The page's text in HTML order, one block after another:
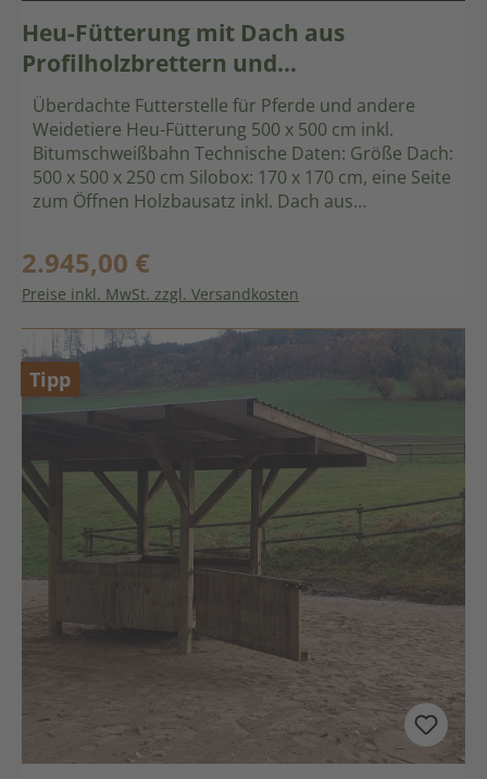
Heu-Fütterung mit Dach aus
Profilholzbrettern und
Bitumschweißbahnen
Überdachte Futterstelle für Pferde und andere
Weidetiere Heu-Fütterung 500 x 500 cm inkl.
Bitumschweißbahn Technische Daten: Größe Dach:
500 x 500 x 250 cm Silobox: 170 x 170 cm, eine Seite
zum Öffnen Holzbausatz inkl. Dach aus
Befestigungsmaterial, H-Anker und
Aufbauanleitung. Vorteile: große Dachfläche: Tiere
und Futter stehen im Trockenen geschlossener
kombinierbar ganze Heuballen passen in die
Regulärer Preis:
2.945,00 €
Preise inkl. MwSt. zzgl. Versandkosten
In den Warenkorb
Tipp